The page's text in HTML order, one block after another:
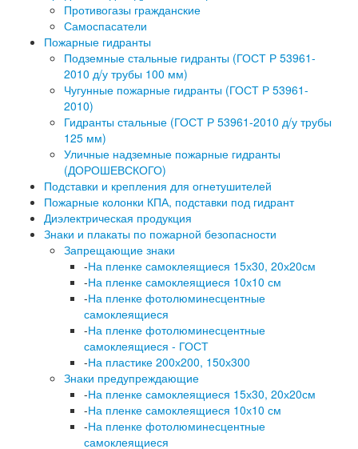
Противогазы гражданские
Самоспасатели
Пожарные гидранты
Подземные стальные гидранты (ГОСТ Р 53961-
2010 д/у трубы 100 мм)
Чугунные пожарные гидранты (ГОСТ Р 53961-
2010)
Гидранты стальные (ГОСТ Р 53961-2010 д/у трубы
125 мм)
Уличные надземные пожарные гидранты
(ДОРОШЕВСКОГО)
Подставки и крепления для огнетушителей
Пожарные колонки КПА, подставки под гидрант
Диэлектрическая продукция
Знаки и плакаты по пожарной безопасности
Запрещающие знаки
-На пленке самоклеящиеся 15х30, 20х20см
-На пленке самоклеящиеся 10х10 см
-На пленке фотолюминесцентные
самоклеящиеся
-На пленке фотолюминесцентные
самоклеящиеся - ГОСТ
-На пластике 200х200, 150х300
Знаки предупреждающие
-На пленке самоклеящиеся 15х30, 20х20см
-На пленке самоклеящиеся 10х10 см
-На пленке фотолюминесцентные
самоклеящиеся